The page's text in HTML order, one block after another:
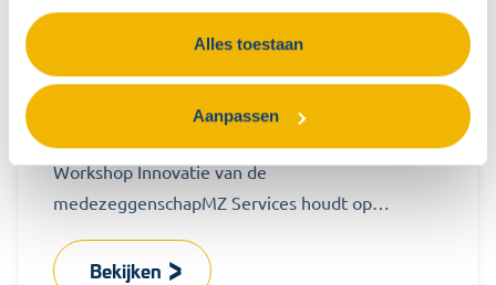
Alles toestaan
Aanpassen
Workshop Innovatie van de
medezeggenschap
Workshop Innovatie van de
medezeggenschapMZ Services houdt op
Bureau Noorderlicht een workshop Innovatie...
Bekijken